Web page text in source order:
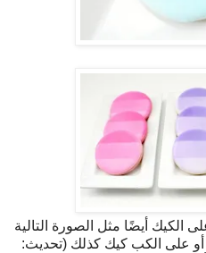
الكيك أيضًا مثل الصورة التالية
أو على الكب كيك كذلك (تحديث: